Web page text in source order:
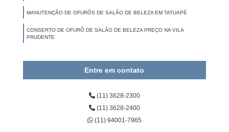
MANUTENÇÃO DE OFURÔS DE SALÃO DE BELEZA EM TATUAPÉ
CONSERTO DE OFURÔ DE SALÃO DE BELEZA PREÇO NA VILA
PRUDENTE
Entre em contato
(11) 3628-2300
(11) 3628-2400
(11) 94001-7965